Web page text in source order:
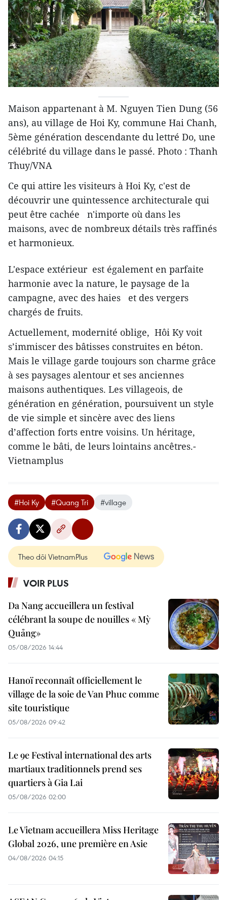
Maison appartenant à M. Nguyen Tien Dung (56
ans), au village de Hoi Ky, commune Hai Chanh,
5ème génération descendante du lettré Do, une
célébrité du village dans le passé. Photo : Thanh
Thuy/VNA
Ce qui attire les visiteurs à Hoi Ky, c'est de
découvrir une quintessence architecturale qui
peut être cachée n'importe où dans les
maisons, avec de nombreux détails très raffinés
et harmonieux.
L'espace extérieur est également en parfaite
harmonie avec la nature, le paysage de la
campagne, avec des haies et des vergers
chargés de fruits.
Actuellement, modernité oblige, Hôi Ky voit
s’immiscer des bâtisses construites en béton.
Mais le village garde toujours son charme grâce
à ses paysages alentour et ses anciennes
maisons authentiques. Les villageois, de
génération en génération, poursuivent un style
de vie simple et sincère avec des liens
d’affection forts entre voisins. Un héritage,
comme le bâti, de leurs lointains ancêtres.-
Vietnamplus
#Hoi Ky #Quang Tri #village
Theo dõi VietnamPlus
VOIR PLUS
Da Nang accueillera un festival
célébrant la soupe de nouilles « Mỳ
Quảng»
05/08/2026 14:44
Hanoï reconnaît officiellement le
village de la soie de Van Phuc comme
site touristique
05/08/2026 09:42
Le 9e Festival international des arts
martiaux traditionnels prend ses
quartiers à Gia Lai
05/08/2026 02:00
Le Vietnam accueillera Miss Heritage
Global 2026, une première en Asie
04/08/2026 04:15